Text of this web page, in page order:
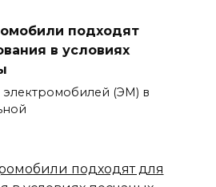
подходят
в условиях
электромобилей (ЭМ) в